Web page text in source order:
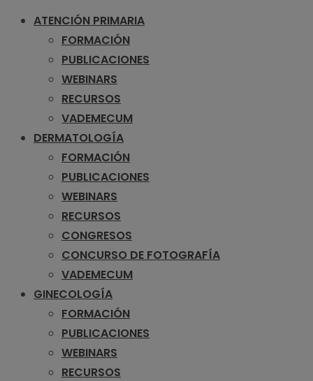
ATENCIÓN PRIMARIA
FORMACIÓN
PUBLICACIONES
WEBINARS
RECURSOS
VADEMECUM
DERMATOLOGÍA
FORMACIÓN
PUBLICACIONES
WEBINARS
RECURSOS
CONGRESOS
CONCURSO DE FOTOGRAFÍA
VADEMECUM
GINECOLOGÍA
FORMACIÓN
PUBLICACIONES
WEBINARS
RECURSOS